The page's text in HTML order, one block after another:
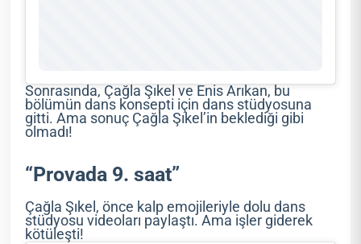
Sonrasında, Çağla Şıkel ve Enis Arıkan, bu
bölümün dans konsepti için dans stüdyosuna
gitti. Ama sonuç Çağla Şıkel’in beklediği gibi
olmadı!
“Provada 9. saat”
Çağla Şıkel, önce kalp emojileriyle dolu dans
stüdyosu videoları paylaştı. Ama işler giderek
kötüleşti!